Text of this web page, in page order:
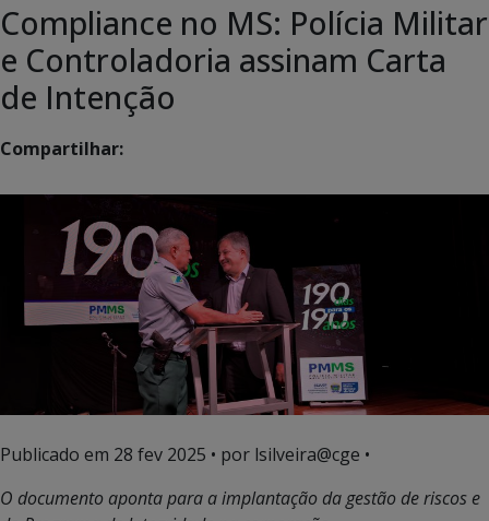
Compliance no MS: Polícia Militar
e Controladoria assinam Carta
de Intenção
Compartilhar:
Publicado em 28 fev 2025 • por lsilveira@cge •
O documento aponta para a implantação da gestão de riscos e